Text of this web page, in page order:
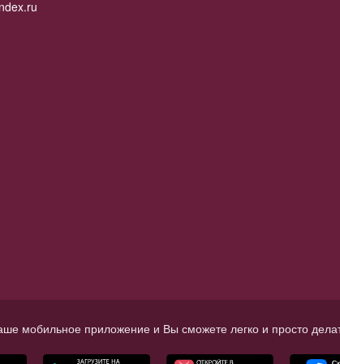
мобильное приложение и Вы сможете легко и просто